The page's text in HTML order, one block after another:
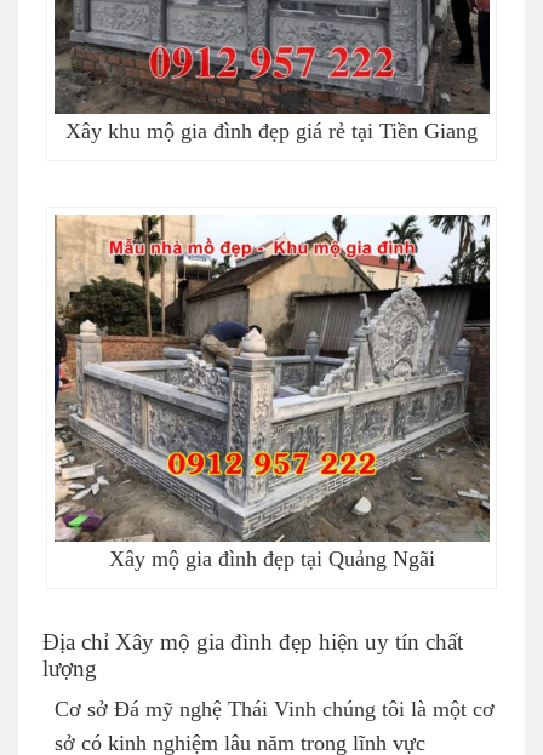
Xây khu mộ gia đình đẹp giá rẻ tại Tiền Giang
Xây mộ gia đình đẹp tại Quảng Ngãi
Địa chỉ Xây mộ gia đình đẹp hiện uy tín chất
lượng
Cơ sở Đá mỹ nghệ Thái Vinh chúng tôi là một cơ
sở có kinh nghiệm lâu năm trong lĩnh vực